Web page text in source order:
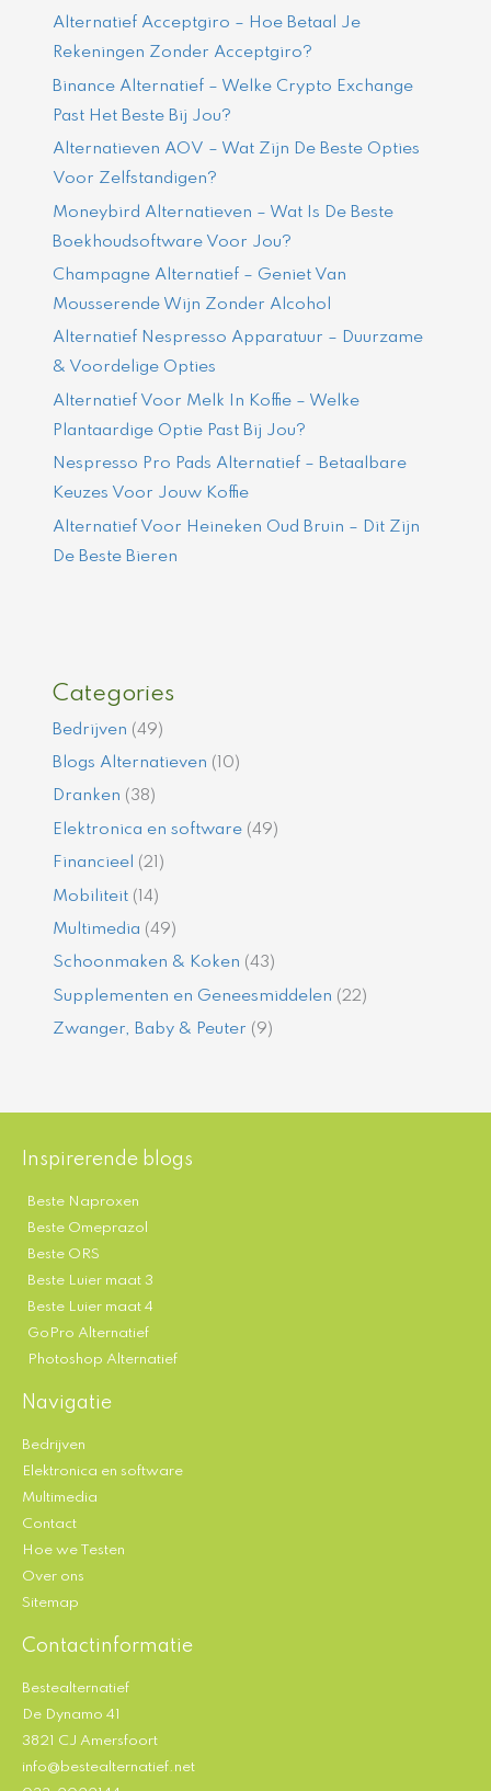
Alternatief Acceptgiro – Hoe Betaal Je
Rekeningen Zonder Acceptgiro?
Binance Alternatief – Welke Crypto Exchange
Past Het Beste Bij Jou?
Alternatieven AOV – Wat Zijn De Beste Opties
Voor Zelfstandigen?
Moneybird Alternatieven – Wat Is De Beste
Boekhoudsoftware Voor Jou?
Champagne Alternatief – Geniet Van
Mousserende Wijn Zonder Alcohol
Alternatief Nespresso Apparatuur – Duurzame
& Voordelige Opties
Alternatief Voor Melk In Koffie – Welke
Plantaardige Optie Past Bij Jou?
Nespresso Pro Pads Alternatief – Betaalbare
Keuzes Voor Jouw Koffie
Alternatief Voor Heineken Oud Bruin – Dit Zijn
De Beste Bieren
Categories
Bedrijven (49)
Blogs Alternatieven (10)
Dranken (38)
Elektronica en software (49)
Financieel (21)
Mobiliteit (14)
Multimedia (49)
Schoonmaken & Koken (43)
Supplementen en Geneesmiddelen (22)
Zwanger, Baby & Peuter (9)
Inspirerende blogs
Beste Naproxen
Beste Omeprazol
Beste ORS
Beste Luier maat 3
Beste Luier maat 4
GoPro Alternatief
Photoshop Alternatief
Navigatie
Bedrijven
Elektronica en software
Multimedia
Contact
Hoe we Testen
Over ons
Sitemap
Contactinformatie
Bestealternatief
De Dynamo 41
3821 CJ Amersfoort
info@bestealternatief.net